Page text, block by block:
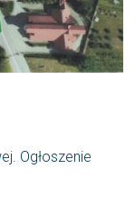
Ogłoszenie